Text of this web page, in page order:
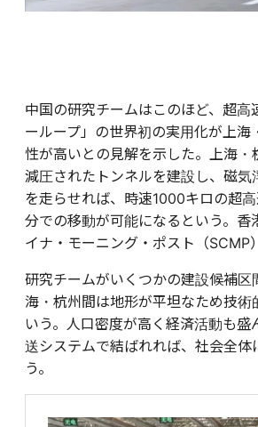
中国の研究チームはこのほど、超
ーループ」の世界初の実用化が上
性が高いとの見解を示した。上海
減圧されたトンネルを建設し、磁
を走らせれば、時速1000キロの超
分での移動が可能になるという。香
イナ・モーニング・ポスト（SCMP
研究チームがいくつかの建設候補
海・杭州間は地形が平坦なため技
いう。人口密度が高く経済活動も
送システムで結ばれれば、社会全体
う。